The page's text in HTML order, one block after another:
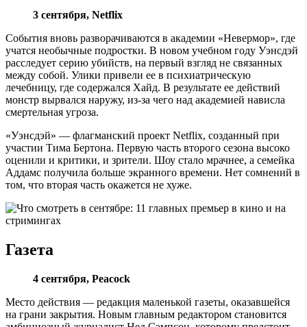
3 сентября, Netflix
События вновь разворачиваются в академии «Невермор», где
учатся необычные подростки. В новом учебном году Уэнсдэй
расследует серию убийств, на первый взгляд не связанных
между собой. Улики привели ее в психиатрическую
лечебницу, где содержался Хайд. В результате ее действий
монстр вырвался наружу, из-за чего над академией нависла
смертельная угроза.
«Уэнсдэй» — флагманский проект Netflix, созданный при
участии Тима Бертона. Первую часть второго сезона высоко
оценили и критики, и зрители. Шоу стало мрачнее, а семейка
Аддамс получила больше экранного времени. Нет сомнений в
том, что вторая часть окажется не хуже.
Газета
4 сентября, Peacock
Место действия — редакция маленькой газеты, оказавшейся
на грани закрытия. Новым главным редактором становится